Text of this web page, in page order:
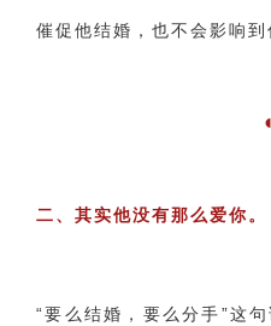
催促他结婚，也不会影响到
‌◐
‌二、其实他没有那么爱你。
‌“要么结婚，要么分手”这句